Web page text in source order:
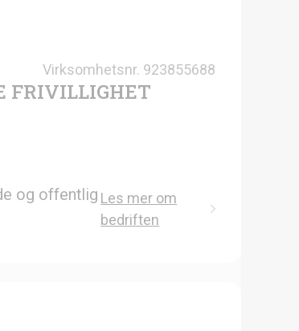
Virksomhetsnr. 923855688
FRIVILLIGHET
og offentlig Les mer om
bedriften